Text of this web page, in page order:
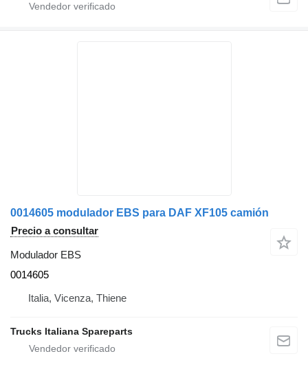
0014605 modulador EBS para DAF XF105 camión
Precio a consultar
Modulador EBS
0014605
Italia, Vicenza, Thiene
Trucks Italiana Spareparts